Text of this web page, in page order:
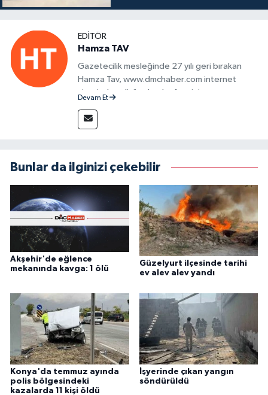
EDITÖR
Hamza TAV
Gazetecilik mesleğinde 27 yılı geri bırakan
Hamza Tav, www.dmchaber.com internet
sitesinde editör olarak görevini
Devam Et
Bunlar da ilginizi çekebilir
Akşehir'de eğlence
mekanında kavga: 1 ölü
Güzelyurt ilçesinde tarihi
ev alev alev yandı
Konya'da temmuz ayında
polis bölgesindeki
kazalarda 11 kişi öldü
İşyerinde çıkan yangın
söndürüldü